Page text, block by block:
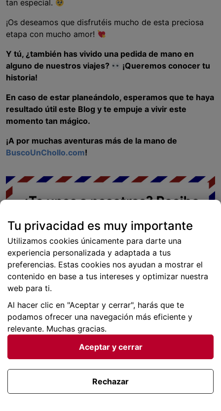
tan especial.
¡Os deseamos que disfrutéis mucho de esta preciosa
etapa con mucho amor!
Y tú, ¿también has vivido una pedida de mano en
alguno de nuestros viajes?
¡Queremos conocer tu
historia!
En caso de estar planeándolo, esperamos que te haya
resultado útil este Blog y te empuje a vivir este
momento tan mágico.
¡A por muchas aventuras más de la mano de
BuscoUnChollo.com!
Categorías: Consejos y trucos
Etiquetas:
Pedir matrimonio de viaje Viajar barato
anillo de boda
Viaje para pedir matrimonio
2 respuestas a “Los mejores destinos para
pedir matrimonio según BuscoUnChollo.com
Tu privacidad es muy importante
Utilizamos cookies únicamente para darte una
experiencia personalizada y adaptada a tus
preferencias. Estas cookies nos ayudan a mostrar el
contenido en base a tus intereses y optimizar nuestra
web para ti.
Al hacer clic en "Aceptar y cerrar", harás que te
podamos ofrecer una navegación más eficiente y
relevante. Muchas gracias.
Aceptar y cerrar
Rechazar